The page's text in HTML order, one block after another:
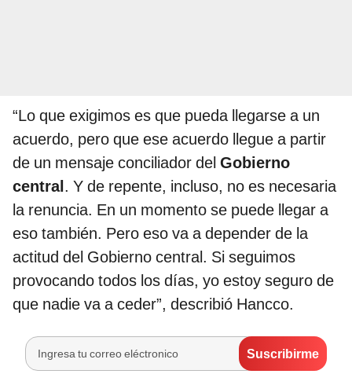
“Lo que exigimos es que pueda llegarse a un
acuerdo, pero que ese acuerdo llegue a partir
de un mensaje conciliador del Gobierno
central. Y de repente, incluso, no es necesaria
la renuncia. En un momento se puede llegar a
eso también. Pero eso va a depender de la
actitud del Gobierno central. Si seguimos
provocando todos los días, yo estoy seguro de
que nadie va a ceder”, describió Hancco.